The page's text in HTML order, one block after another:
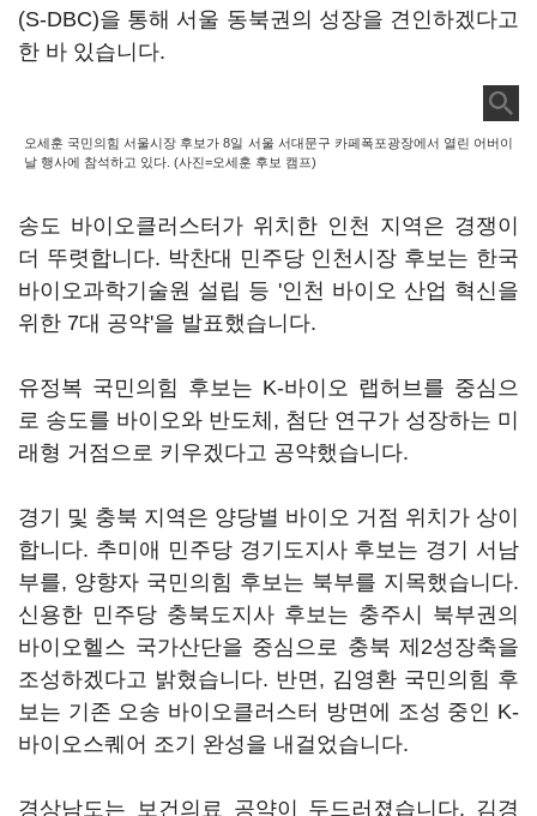
(S-DBC)을 통해 서울 동북권의 성장을 견인하겠다고
한 바 있습니다.
오세훈 국민의힘 서울시장 후보가 8일 서울 서대문구 카페폭포광장에서 열린 어버이
날 행사에 참석하고 있다. (사진=오세훈 후보 캠프)
송도 바이오클러스터가 위치한 인천 지역은 경쟁이
더 뚜렷합니다. 박찬대 민주당 인천시장 후보는 한국
바이오과학기술원 설립 등 '인천 바이오 산업 혁신을
위한 7대 공약'을 발표했습니다.
유정복 국민의힘 후보는 K-바이오 랩허브를 중심으
로 송도를 바이오와 반도체, 첨단 연구가 성장하는 미
래형 거점으로 키우겠다고 공약했습니다.
경기 및 충북 지역은 양당별 바이오 거점 위치가 상이
합니다. 추미애 민주당 경기도지사 후보는 경기 서남
부를, 양향자 국민의힘 후보는 북부를 지목했습니다.
신용한 민주당 충북도지사 후보는 충주시 북부권의
바이오헬스 국가산단을 중심으로 충북 제2성장축을
조성하겠다고 밝혔습니다. 반면, 김영환 국민의힘 후
보는 기존 오송 바이오클러스터 방면에 조성 중인 K-
바이오스퀘어 조기 완성을 내걸었습니다.
경상남도는 보건의료 공약이 두드러졌습니다. 김경